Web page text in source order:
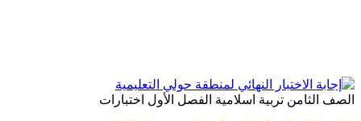
الصف الثامن تربية اسلامية الفصل الأول اختبارات